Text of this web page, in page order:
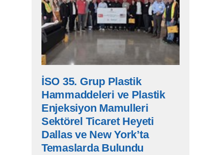
İSO 35. Grup Plastik
Hammaddeleri ve Plastik
Enjeksiyon Mamulleri
Sektörel Ticaret Heyeti
Dallas ve New York’ta
Temaslarda Bulundu